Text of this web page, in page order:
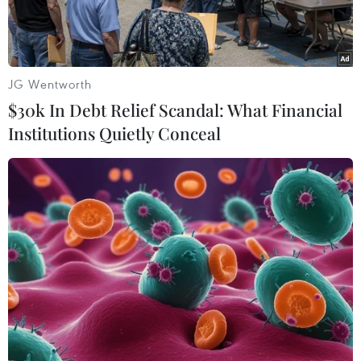
Tăng trưởng tín dụng có thể đạt mục tiêu đề ra. (Ảnh:
Vietnam+)
Thị trường tín dụng Việt Nam trong nửa đầu
năm 2025 đang ghi nhận một bước chuyển biến
tích cực và ấn tượng khi dư nợ tín dụng toàn hệ
JG Wentworth
$30k In Debt Relief Scandal: What Financial
Institutions Quietly Conceal